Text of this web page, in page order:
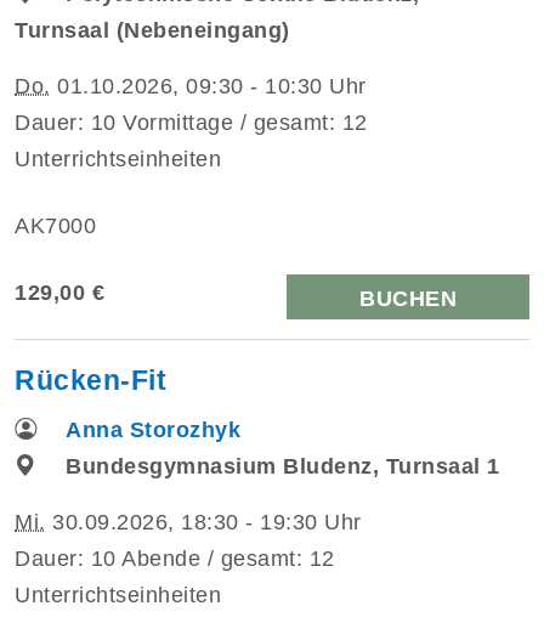
Turnsaal (Nebeneingang)
Do. 01.10.2026, 09:30 - 10:30 Uhr
Dauer: 10 Vormittage / gesamt: 12
Unterrichtseinheiten
AK7000
129,00 € BUCHEN
Rücken-Fit
Anna Storozhyk
Bundesgymnasium Bludenz, Turnsaal 1
Mi. 30.09.2026, 18:30 - 19:30 Uhr
Dauer: 10 Abende / gesamt: 12
Unterrichtseinheiten